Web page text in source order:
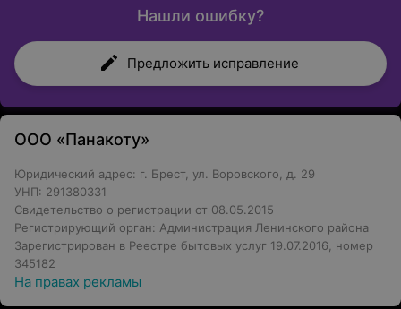
Нашли ошибку?
Предложить исправление
ООО «Панакоту»
Юридический адрес: г. Брест, ул. Воровского, д. 29
УНП: 291380331
Свидетельство о регистрации от 08.05.2015
Регистрирующий орган: Администрация Ленинского района
Зарегистрирован в Реестре бытовых услуг 19.07.2016, номер
345182
На правах рекламы